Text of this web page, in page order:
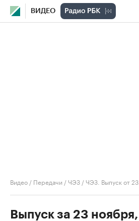
ВИДЕО
Видео / Передачи /ЧЭЗ /ЧЭЗ. Выпуск от
Выпуск за 23